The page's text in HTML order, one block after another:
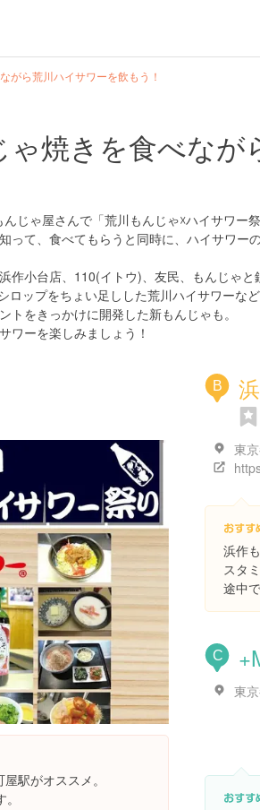
がら荒川ハイサワーを飲もう！
焼きを食べなが
じゃ屋さんで「荒川もんじゃ☓ハイサワー
って、食べてもらうと同時に、ハイサワー
作小台店、110(イトウ)、友民、もんじゃ
ップをちょい足しした荒川ハイサワーな
をきっかけに開発した新もんじゃも。
ワーを楽しみましょう！
駅がオススメ。
B
東
浜作
スタ
途中
C
東